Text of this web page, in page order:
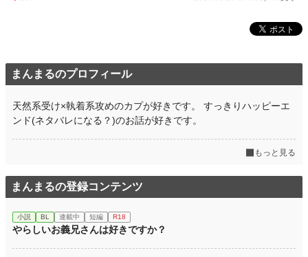
まんまるのプロフィール
天然系受け×執着系攻めのカプが好きです。 すっきりハッピーエ
ンド(ネタバレになる？)のお話が好きです。
もっと見る
まんまるの登録コンテンツ
小説 BL 連載中 短編 R18
やらしいお義兄さんは好きですか？